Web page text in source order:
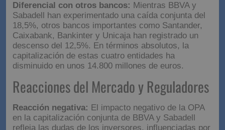
Diferencial con otros bancos: Mientras BBVA y
Sabadell han experimentado una caída conjunta del
18,5%, otros bancos importantes como Santander,
Caixabank, Bankinter y Unicaja han registrado un
descenso del 12,5%. En términos absolutos, la
capitalización de estas cuatro entidades ha
disminuido en unos 14.800 millones de euros.
Reacciones del Mercado y Reguladores
Reacción negativa: El impacto negativo de la OPA
en la capitalización conjunta de BBVA y Sabadell
refleja las dudas de los inversores, influenciadas por